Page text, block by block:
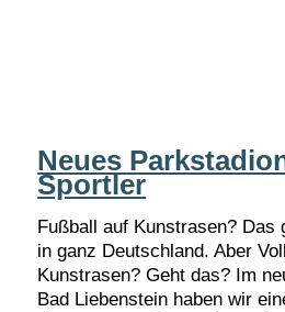
Neues
Sportler
Fußball auf Kunstrasen? Das
in ganz Deutschland. Aber
Kunstrasen? Geht das? Im
Bad Liebenstein haben wir